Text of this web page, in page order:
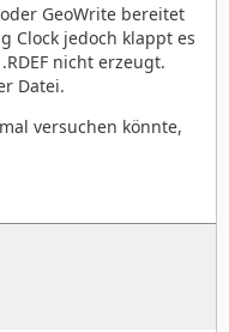
GeoWrite bereitet
Clock jedoch klappt es
nicht erzeugt.
Datei.
versuchen könnte,